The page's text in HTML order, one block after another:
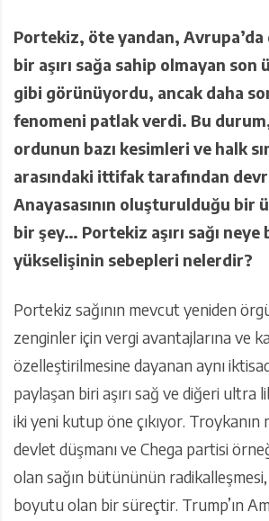
Portekiz, öte yandan,
bir aşırı sağa sahip olmayan
gibi görünüyordu, ancak daha
fenomeni patlak verdi. Bu
ordunun bazı kesimleri ve halk
arasındaki ittifak tarafından
Anayasasının oluşturulduğu bir
bir şey… Portekiz aşırı sağı
yükselişinin sebepleri nelerdir?
Portekiz sağının mevcut yeniden
zenginler için vergi avantajlarına ve
özelleştirilmesine dayanan aynı
paylaşan biri aşırı sağ ve diğeri ultra
iki yeni kutup öne çıkıyor. Troykanın
devlet düşmanı ve Chega partisi
olan sağın bütününün
boyutu olan bir süreçtir. Trump’ın